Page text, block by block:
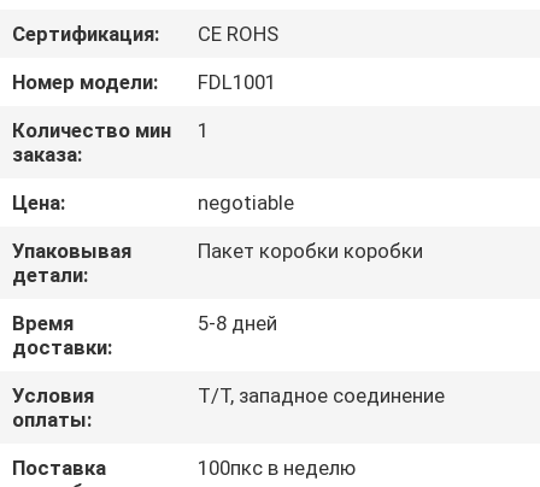
ПРОВЕРКА
КАЧЕСТВА
СВЯЖИТЕСЬ
МЫ
СПРОСИТЕ
ЦИТАТУ
КАРТА
САЙТА
Сертификация:
CE ROHS
Номер модели:
FDL1001
Количество мин
заказа:
1
Цена:
negotiable
Упаковывая
детали:
Пакет коробки коробки
Время
доставки:
5-8 дней
Условия
оплаты:
T/T, западное соединение
Поставка
100пкс в неделю